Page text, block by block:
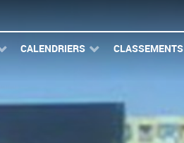
CALENDRIERS CLASSEMENTS